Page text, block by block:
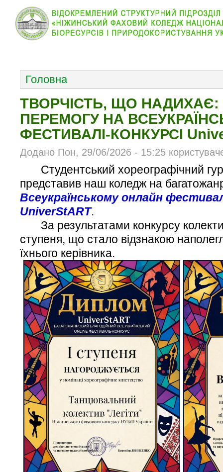
Головна
ТВОРЧІСТЬ, ЩО НАДИХАЄ:
ПЕРЕМОГУ НА
ФЕСТИВАЛІ-КОНКУРСІ
Додано Пон, 29/06/2026 - 15:25
Студентський хореографічний
представив наш коледж на
Всеукраїнському онлайн
UniverStART.
За результатами конкурсу
ступеня, що стало відзнакою
їхнього керівника.